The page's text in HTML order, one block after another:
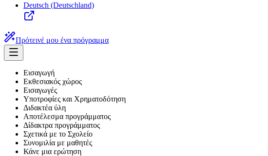
Deutsch (Deutschland)
Πρότεινέ μου ένα πρόγραμμα
Εισαγωγή
Εκθεσιακός χώρος
Εισαγωγές
Υποτροφίες και Χρηματοδότηση
Διδακτέα ύλη
Αποτέλεσμα προγράμματος
Δίδακτρα προγράμματος
Σχετικά με το Σχολείο
Συνομιλία με μαθητές
Κάνε μια ερώτηση